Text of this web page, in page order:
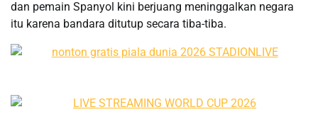
dan pemain Spanyol kini berjuang meninggalkan negara
itu karena bandara ditutup secara tiba-tiba.